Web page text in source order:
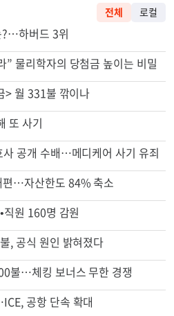
하버드 3위
물리학자의 당첨금 높이는 비밀
월 331불 깎이나
또 사기
공개 수배…메디케어 사기 유죄
…자산한도 84% 축소
원 160명 감원
, 공식 원인 밝혀졌다
불…체킹 보너스 무한 경쟁